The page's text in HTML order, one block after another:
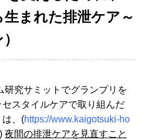
まれた排泄ケア～
研究サミットでグランプリを
スタイルケアで取り組んだ
は、(https://www.kaigotsuki-ho
) 夜間の排泄ケアを見直すこと